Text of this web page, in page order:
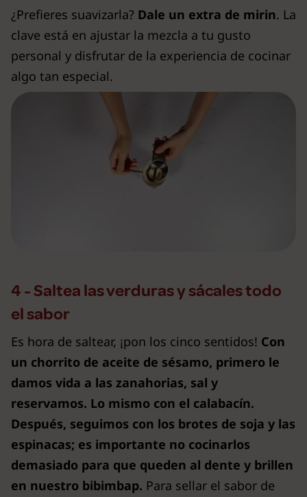
¿Prefieres suavizarla? Dale un extra de mirin. La
clave está en ajustar la mezcla a tu gusto
personal y disfrutar de la experiencia de cocinar
algo tan especial.
4 - Saltea las verduras y sácales todo
el sabor
Es hora de saltear, ¡pon los cinco sentidos! Con
un chorrito de aceite de sésamo, primero le
damos vida a las zanahorias, sal y
reservamos. Lo mismo con el calabacín.
Después, seguimos con los brotes de soja y las
espinacas; es importante no cocinarlos
demasiado para que queden al dente y brillen
en nuestro bibimbap. Para sellar el sabor de